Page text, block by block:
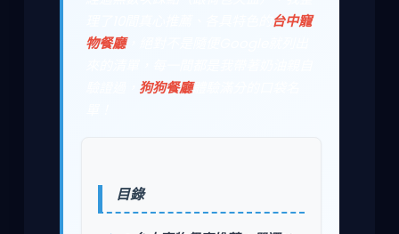
台中寵
物餐廳，絕對不是隨便Google就列出
狗狗餐廳體驗滿分的口袋名
目錄